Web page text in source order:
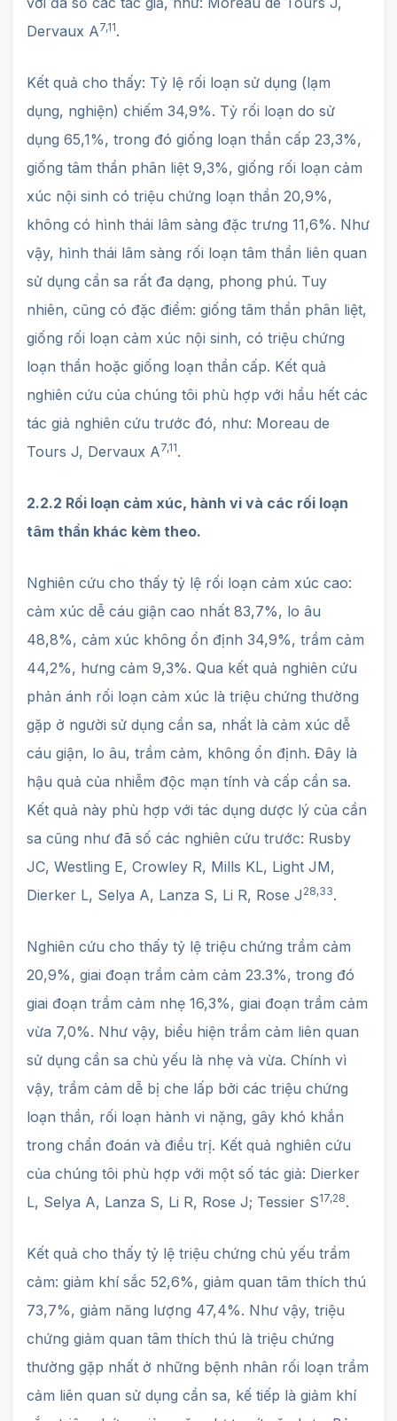
Dervaux A7,11.
Kết quả cho thấy: Tỷ lệ rối loạn sử dụng (lạm
dụng, nghiện) chiếm 34,9%. Tỷ rối loạn do sử
dụng 65,1%, trong đó giống loạn thần cấp 23,3%,
giống tâm thần phân liệt 9,3%, giống rối loạn cảm
xúc nội sinh có triệu chứng loạn thần 20,9%,
không có hình thái lâm sàng đặc trưng 11,6%. Như
vậy, hình thái lâm sàng rối loạn tâm thần liên quan
sử dụng cần sa rất đa dạng, phong phú. Tuy
nhiên, cũng có đặc điểm: giống tâm thần phân liệt,
giống rối loạn cảm xúc nội sinh, có triệu chứng
loạn thần hoặc giống loạn thần cấp. Kết quả
nghiên cứu của chúng tôi phù hợp với hầu hết các
tác giả nghiên cứu trước đó, như: Moreau de
Tours J, Dervaux A7,11.
2.2.2 Rối loạn cảm xúc, hành vi và các rối loạn
tâm thần khác kèm theo.
Nghiên cứu cho thấy tỷ lệ rối loạn cảm xúc cao:
cảm xúc dễ cáu giận cao nhất 83,7%, lo âu
48,8%, cảm xúc không ổn định 34,9%, trầm cảm
44,2%, hưng cảm 9,3%. Qua kết quả nghiên cứu
phản ánh rối loạn cảm xúc là triệu chứng thường
gặp ở người sử dụng cần sa, nhất là cảm xúc dễ
cáu giận, lo âu, trầm cảm, không ổn định. Đây là
hậu quả của nhiễm độc mạn tính và cấp cần sa.
Kết quả này phù hợp với tác dụng dược lý của cần
sa cũng như đã số các nghiên cứu trước: Rusby
JC, Westling E, Crowley R, Mills KL, Light JM,
Dierker L, Selya A, Lanza S, Li R, Rose J 28,33.
Nghiên cứu cho thấy tỷ lệ triệu chứng trầm cảm
20,9%, giai đoạn trầm cảm cảm 23.3%, trong đó
giai đoạn trầm cảm nhẹ 16,3%, giai đoạn trầm cảm
vừa 7,0%. Như vậy, biểu hiện trầm cảm liên quan
sử dụng cần sa chủ yếu là nhẹ và vừa. Chính vì
vậy, trầm cảm dễ bị che lấp bởi các triệu chứng
loạn thần, rối loạn hành vi nặng, gây khó khắn
trong chẩn đoán và điều trị. Kết quả nghiên cứu
của chúng tôi phù hợp với một số tác giả: Dierker
L, Selya A, Lanza S, Li R, Rose J; Tessier S17,28.
Kết quả cho thấy tỷ lệ triệu chứng chủ yếu trầm
cảm: giảm khí sắc 52,6%, giảm quan tâm thích thú
73,7%, giảm năng lượng 47,4%. Như vậy, triệu
chứng giảm quan tâm thích thú là triệu chứng
thường gặp nhất ở những bệnh nhân rối loạn trầm
cảm liên quan sử dụng cần sa, kế tiếp là giảm khí